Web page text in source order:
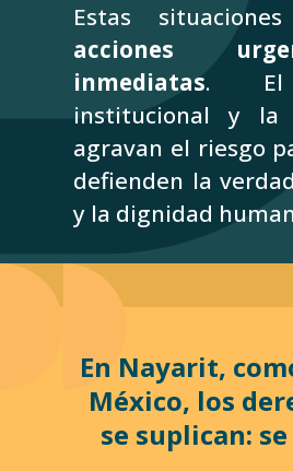
Estas
acciones
inmediatas. El
institucional y la
agravan el riesgo
defienden la
y la dignidad
En Nayarit,
México, los
se suplican: